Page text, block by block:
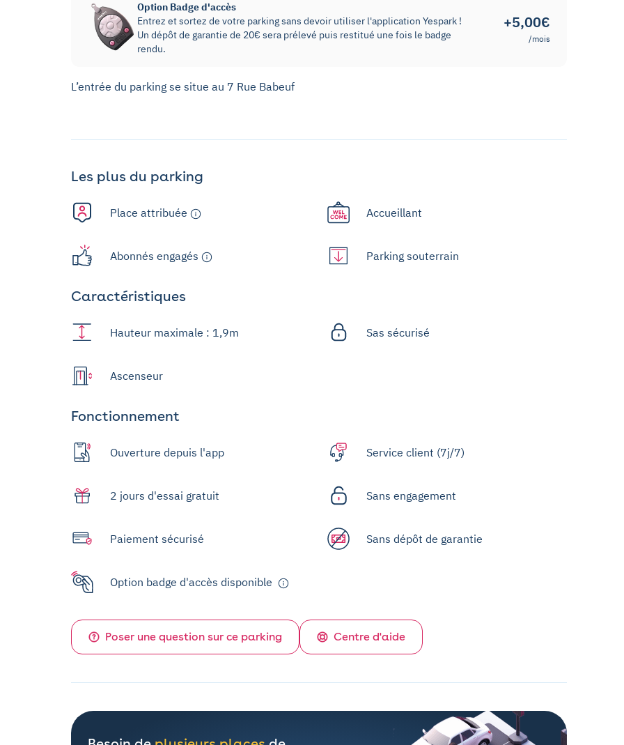
Option Badge d'accès
Entrez et sortez de votre parking sans devoir utiliser l'application Yespark !
Un dépôt de garantie de 20€ sera prélevé puis restitué une fois le badge
rendu.
+5,00€
/mois
L’entrée du parking se situe au 7 Rue Babeuf
Les plus du parking
Place attribuée Accueillant
Abonnés engagés Parking souterrain
Caractéristiques
Hauteur maximale : 1,9m Sas sécurisé
Ascenseur
Fonctionnement
Ouverture depuis l'app Service client (7j/7)
2 jours d'essai gratuit Sans engagement
Paiement sécurisé Sans dépôt de garantie
Option badge d'accès disponible
Poser une question sur ce parking Centre d'aide